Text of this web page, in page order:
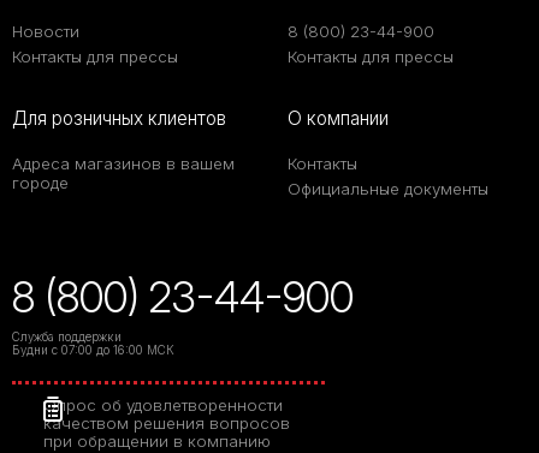
Новости
Контакты для прессы
8 (800) 23-44-900
Контакты для прессы
Для розничных клиентов
Адреса магазинов в вашем
городе
О компании
Контакты
Официальные документы
8 (800) 23-44-900
Служба поддержки
Будни с 07:00 до 16:00 МСК
Опрос об удовлетворенности
качеством решения вопросов
при обращении в компанию